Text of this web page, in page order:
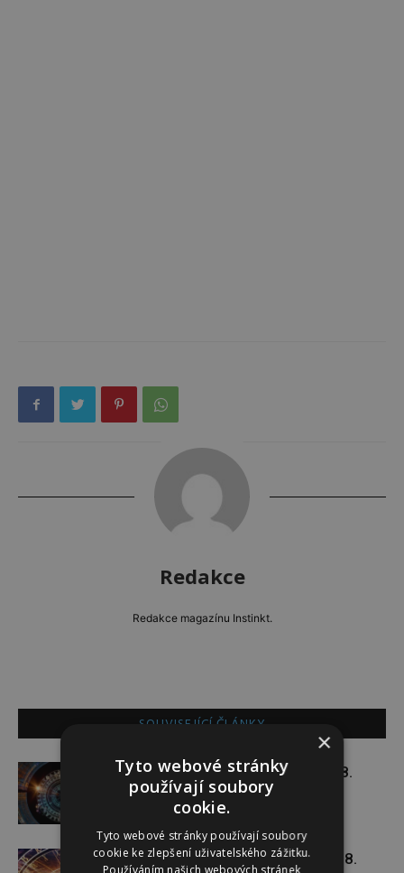
Redakce
Redakce magazínu Instinkt.
SOUVISEJÍCÍ ČLÁNKY
Týdenní horoskop 3. 8. – 9. 8.
Týdenní horoskop 27. 7. – 2. 8.
×
Tyto webové stránky
používají soubory
cookie.
Tyto webové stránky používají soubory
cookie ke zlepšení uživatelského zážitku.
Používáním našich webových stránek